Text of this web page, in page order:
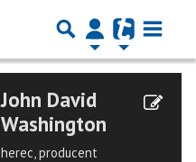
John David
Washington
herec, producent